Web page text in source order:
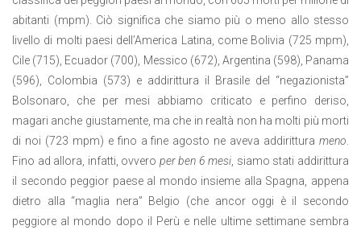
abitanti (mpm). Ciò significa che siamo più o meno allo stesso
livello di molti paesi dell’America Latina, come Bolivia (725 mpm),
Cile (715), Ecuador (700), Messico (672), Argentina (598), Panama
(596), Colombia (573) e addirittura il Brasile del “negazionista”
Bolsonaro, che per mesi abbiamo criticato e perfino deriso,
magari anche giustamente, ma che in realtà non ha molti più morti
di noi (723 mpm) e fino a fine agosto ne aveva addirittura meno.
Fino ad allora, infatti, ovvero per ben 6 mesi, siamo stati addirittura
il secondo peggior paese al mondo insieme alla Spagna, appena
dietro alla “maglia nera” Belgio (che ancor oggi è il secondo
peggiore al mondo dopo il Perù e nelle ultime settimane sembra